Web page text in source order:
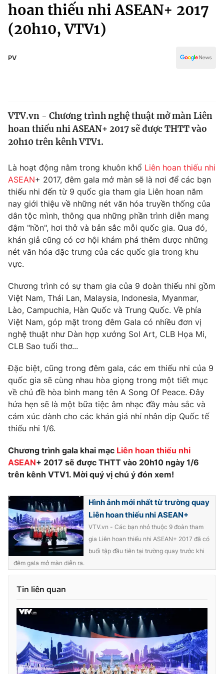
Chính trị
Xã hội
Pháp luật
Thế giới
Tin tức
Câu chuyện quốc tế
Kinh tế
Tài chính
Thị trường
Góc doanh nghiệp
Dữ liệu và đời sống
Truyền hình
Phim VTV
Hậu trường
Nhân vật
Khán giả
Giải sao mai
Giải trí
Điện ảnh
Sao
Đời sống
Du lịch
Làm đẹp
Chất lượng cuộc sống
Giáo dục
Tuyển sinh
Học trực tuyến
Công nghệ
Hitech Công nghệ tương lai
Sản phẩm
Thị trường
Tư vấn
Giao lưu trực tuyến
Lịch phát sóng
Chuyên mục khác
Photo Infographic
Video Shorts video
VTV Money VTV Thể thao
VTV Sức khoẻ Bất động sản
VTV4 Vươn mình bằng AI
VTV9 VTV8
Liên hệ tòa soạn English
Truyền hình
Văn hóa - Giải trí
hoan thiếu nhi ASEAN+ 2017
(20h10, VTV1)
PV
VTV.vn - Chương trình nghệ thuật mở màn Liên
hoan thiếu nhi ASEAN+ 2017 sẽ được THTT vào
20h10 trên kênh VTV1.
Là hoạt động nằm trong khuôn khổ Liên hoan thiếu nhi
ASEAN+ 2017, đêm gala mở màn sẽ là nơi để các bạn
thiếu nhi đến từ 9 quốc gia tham gia Liên hoan năm
nay giới thiệu về những nét văn hóa truyền thống của
dân tộc mình, thông qua những phần trình diễn mang
đậm "hồn", hơi thở và bản sắc mỗi quốc gia. Qua đó,
khán giả cũng có cơ hội khám phá thêm được những
nét văn hóa đặc trưng của các quốc gia trong khu
vực.
Chương trình có sự tham gia của 9 đoàn thiếu nhi gồm
Việt Nam, Thái Lan, Malaysia, Indonesia, Myanmar,
Lào, Campuchia, Hàn Quốc và Trung Quốc. Về phía
Việt Nam, góp mặt trong đêm Gala có nhiều đơn vị
nghệ thuật như Dàn hợp xướng Sol Art, CLB Họa Mi,
CLB Sao tuổi thơ...
Đặc biệt, cũng trong đêm gala, các em thiếu nhi của 9
quốc gia sẽ cùng nhau hòa giọng trong một tiết mục
về chủ đề hòa bình mang tên A Song Of Peace. Đây
hứa hẹn sẽ là một bữa tiệc âm nhạc đầy màu sắc và
cảm xúc dành cho các khán giả nhí nhân dịp Quốc tế
thiếu nhi 1/6.
Chương trình gala khai mạc Liên hoan thiếu nhi
ASEAN+ 2017 sẽ được THTT vào 20h10 ngày 1/6
trên kênh VTV1. Mời quý vị chú ý đón xem!
Hình ảnh mới nhất từ trường quay
Liên hoan thiếu nhi ASEAN+
VTV.vn - Các bạn nhỏ thuộc 9 đoàn tham
gia Liên hoan thiếu nhi ASEAN+ 2017 đã có
buổi tập đầu tiên tại trường quay trước khi
đêm gala mở màn diễn ra.
Tin liên quan